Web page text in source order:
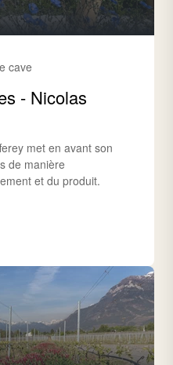
cave
- Nicolas
met en avant son
de manière
et du produit.